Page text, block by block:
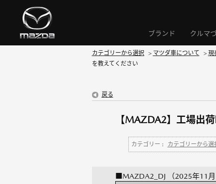
ブランド クルマ
カテゴリーから選択 > マツダ車について > 現
を教えてください
戻る
【MAZDA2】工場出
カテゴリー : カテゴリーから選
■MAZDA2_DJ （2025年11月